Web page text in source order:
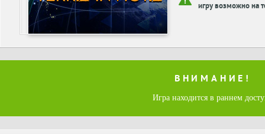
игру возможно на
ВНИМАНИЕ!
Игра находится в раннем